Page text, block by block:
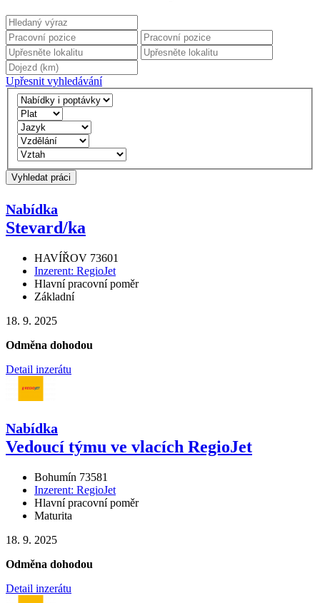
Upřesnit vyhledávání
Vyhledat práci
Nabídka
Stevard/ka
HAVÍŘOV 73601
Inzerent: RegioJet
Hlavní pracovní poměr
Základní
18. 9. 2025
Odměna dohodou
Detail inzerátu
Nabídka
Vedoucí týmu ve vlacích RegioJet
Bohumín 73581
Inzerent: RegioJet
Hlavní pracovní poměr
Maturita
18. 9. 2025
Odměna dohodou
Detail inzerátu